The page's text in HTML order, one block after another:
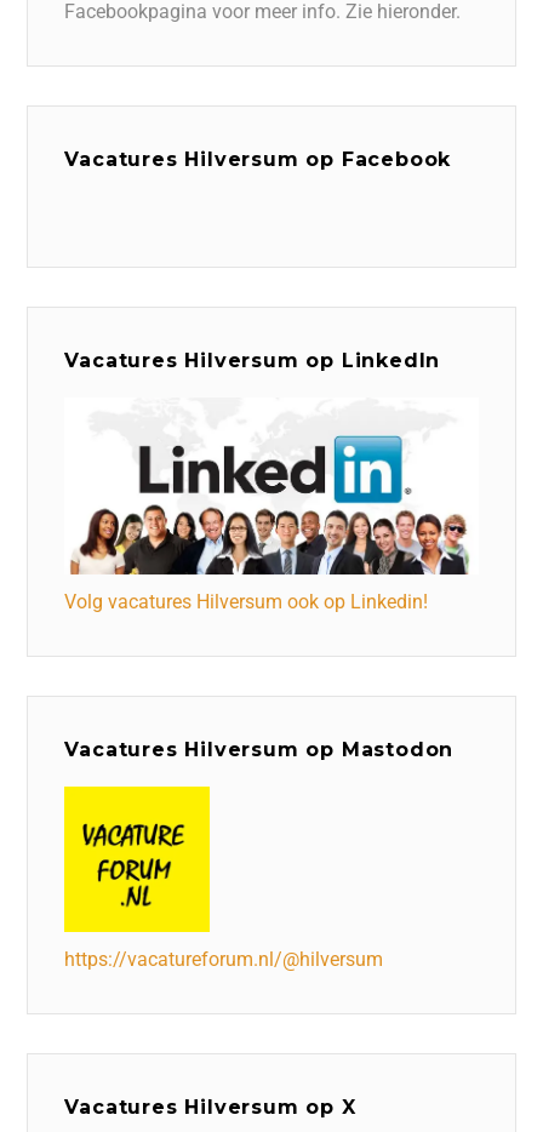
Facebookpagina voor meer info. Zie hieronder.
Vacatures Hilversum op Facebook
Vacatures Hilversum op LinkedIn
Volg vacatures Hilversum ook op Linkedin!
Vacatures Hilversum op Mastodon
https://vacatureforum.nl/@hilversum
Vacatures Hilversum op X